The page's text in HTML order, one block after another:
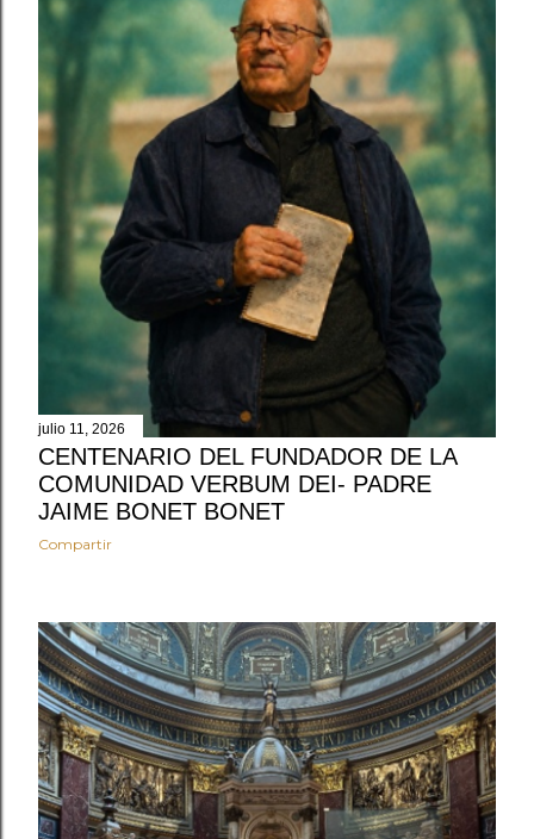
julio 11, 2026
CENTENARIO DEL FUNDADOR DE LA
COMUNIDAD VERBUM DEI- PADRE
JAIME BONET BONET
Compartir